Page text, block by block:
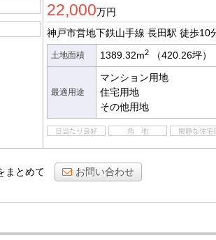
22,000万円
神戸市営地下鉄山手線 長田駅 徒歩10
土地面積 1389.32m2 （420.26坪）
最適用途
マンション用地
住宅用地
その他用地
まとめて お問い合わせ